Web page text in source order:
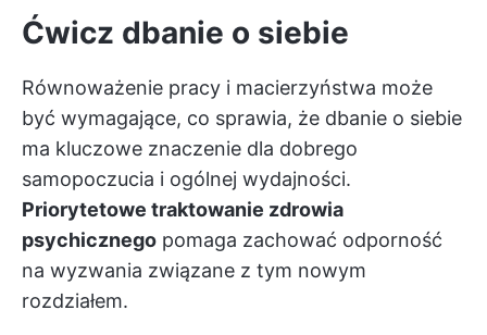
Ćwicz dbanie o siebie
Równoważenie pracy i macierzyństwa może
być wymagające, co sprawia, że dbanie o siebie
ma kluczowe znaczenie dla dobrego
samopoczucia i ogólnej wydajności.
Priorytetowe traktowanie zdrowia
psychicznego pomaga zachować odporność
na wyzwania związane z tym nowym
rozdziałem.